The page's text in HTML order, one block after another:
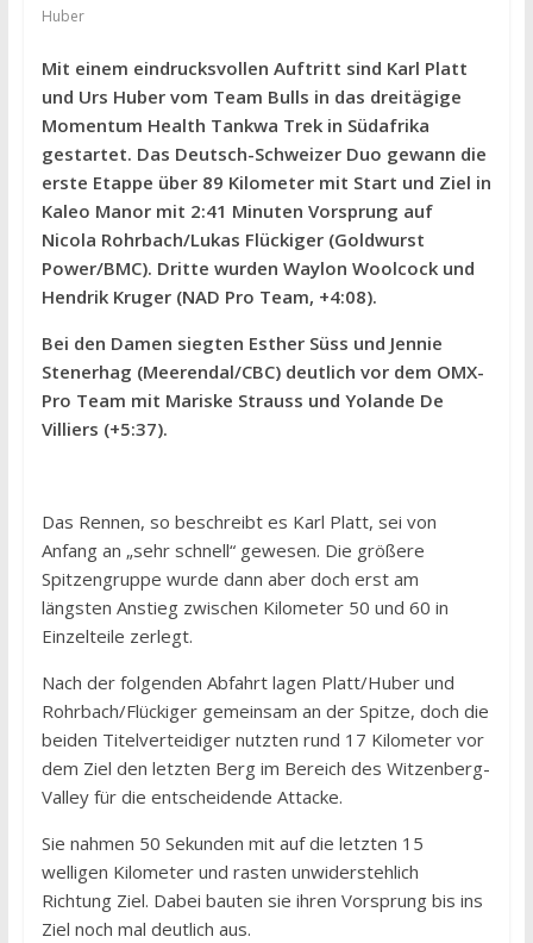
Huber
Mit einem eindrucksvollen Auftritt sind Karl Platt
und Urs Huber vom Team Bulls in das dreitägige
Momentum Health Tankwa Trek in Südafrika
gestartet. Das Deutsch-Schweizer Duo gewann die
erste Etappe über 89 Kilometer mit Start und Ziel in
Kaleo Manor mit 2:41 Minuten Vorsprung auf
Nicola Rohrbach/Lukas Flückiger (Goldwurst
Power/BMC). Dritte wurden Waylon Woolcock und
Hendrik Kruger (NAD Pro Team, +4:08).
Bei den Damen siegten Esther Süss und Jennie
Stenerhag (Meerendal/CBC) deutlich vor dem OMX-
Pro Team mit Mariske Strauss und Yolande De
Villiers (+5:37).
Das Rennen, so beschreibt es Karl Platt, sei von
Anfang an „sehr schnell“ gewesen. Die größere
Spitzengruppe wurde dann aber doch erst am
längsten Anstieg zwischen Kilometer 50 und 60 in
Einzelteile zerlegt.
Nach der folgenden Abfahrt lagen Platt/Huber und
Rohrbach/Flückiger gemeinsam an der Spitze, doch die
beiden Titelverteidiger nutzten rund 17 Kilometer vor
dem Ziel den letzten Berg im Bereich des Witzenberg-
Valley für die entscheidende Attacke.
Sie nahmen 50 Sekunden mit auf die letzten 15
welligen Kilometer und rasten unwiderstehlich
Richtung Ziel. Dabei bauten sie ihren Vorsprung bis ins
Ziel noch mal deutlich aus.